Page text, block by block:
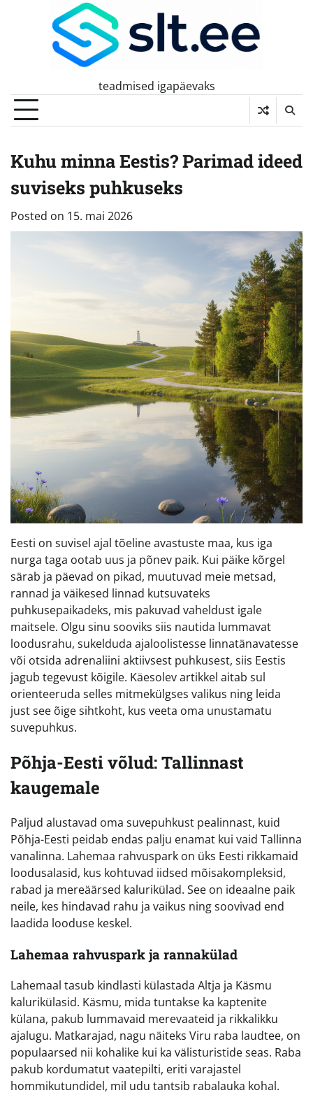
teadmised igapäevaks
Kuhu minna Eestis? Parimad ideed
suviseks puhkuseks
Posted on 15. mai 2026
Eesti on suvisel ajal tõeline avastuste maa, kus iga
nurga taga ootab uus ja põnev paik. Kui päike kõrgel
särab ja päevad on pikad, muutuvad meie metsad,
rannad ja väikesed linnad kutsuvateks
puhkusepaikadeks, mis pakuvad vaheldust igale
maitsele. Olgu sinu sooviks siis nautida lummavat
loodusrahu, sukelduda ajaloolistesse linnatänavatesse
või otsida adrenaliini aktiivsest puhkusest, siis Eestis
jagub tegevust kõigile. Käesolev artikkel aitab sul
orienteeruda selles mitmekülgses valikus ning leida
just see õige sihtkoht, kus veeta oma unustamatu
suvepuhkus.
Põhja-Eesti võlud: Tallinnast
kaugemale
Paljud alustavad oma suvepuhkust pealinnast, kuid
Põhja-Eesti peidab endas palju enamat kui vaid Tallinna
vanalinna. Lahemaa rahvuspark on üks Eesti rikkamaid
loodusalasid, kus kohtuvad iidsed mõisakompleksid,
rabad ja mereäärsed kalurikülad. See on ideaalne paik
neile, kes hindavad rahu ja vaikus ning soovivad end
laadida looduse keskel.
Lahemaa rahvuspark ja rannakülad
Lahemaal tasub kindlasti külastada Altja ja Käsmu
kalurikülasid. Käsmu, mida tuntakse ka kaptenite
külana, pakub lummavaid merevaateid ja rikkalikku
ajalugu. Matkarajad, nagu näiteks Viru raba laudtee, on
populaarsed nii kohalike kui ka välisturistide seas. Raba
pakub kordumatut vaatepilti, eriti varajastel
hommikutundidel, mil udu tantsib rabalauka kohal.